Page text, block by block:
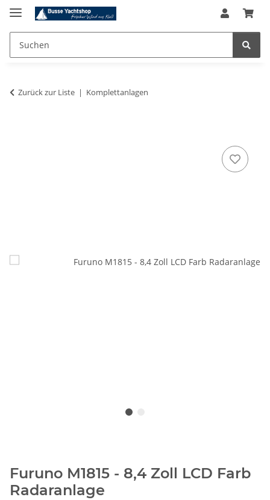
Zurück zur Liste Komplettanlagen
Furuno M1815 - 8,4 Zoll LCD Farb
Radaranlage